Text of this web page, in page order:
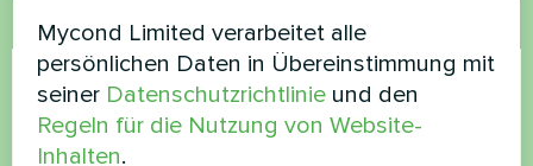
Kommentar
Mycond Limited verarbeitet alle
persönlichen Daten in Übereinstimmung mit
seiner Datenschutzrichtlinie und den
Regeln für die Nutzung von Website-
Inhalten.